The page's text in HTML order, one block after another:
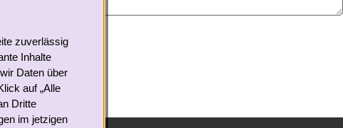
Pflichtfelder.
zuverlässig
Inhalte
Daten über
auf „Alle
Dritte
im jetzigen